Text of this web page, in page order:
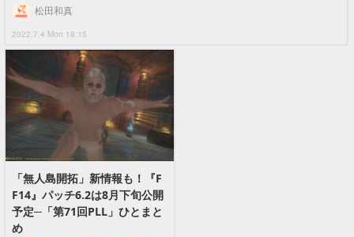
2022.7.4 Mon 18:15
松田和真
「無人島開拓」新情報も！『F
F14』パッチ6.2は8月下旬公開
予定─「第71回PLL」ひとまと
め